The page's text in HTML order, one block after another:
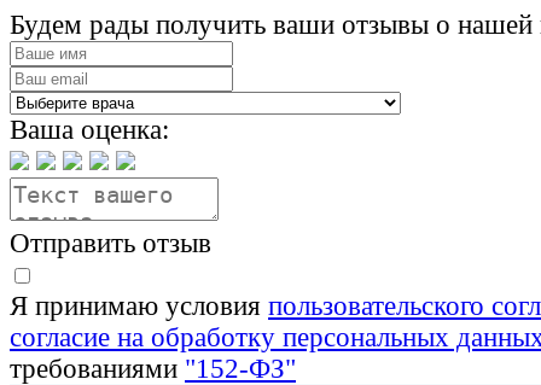
Будем рады получить ваши отзывы о нашей
Ваша оценка:
Отправить отзыв
Я принимаю условия пользовательского
согласие на обработку персональных
требованиями "152-ФЗ"